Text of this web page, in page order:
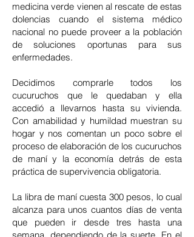
medicina verde vienen al rescate de estas
dolencias cuando el sistema médico
nacional no puede proveer a la población
de soluciones oportunas para sus
enfermedades.
Decidimos comprarle todos los
cucuruchos que le quedaban y ella
accedió a llevarnos hasta su vivienda.
Con amabilidad y humildad muestran su
hogar y nos comentan un poco sobre el
proceso de elaboración de los cucuruchos
de maní y la economía detrás de esta
práctica de supervivencia obligatoria.
La libra de maní cuesta 300 pesos, lo cual
alcanza para unos cuantos días de venta
que pueden ir desde tres hasta una